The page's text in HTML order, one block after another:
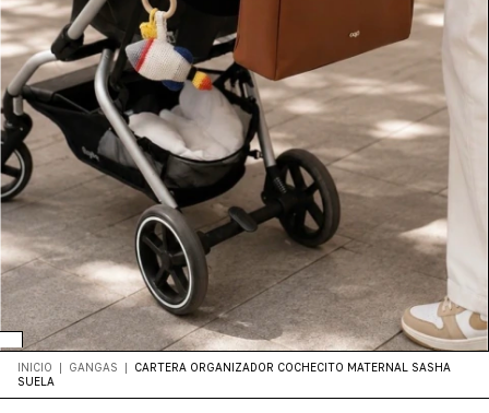
INICIO | GANGAS |
CARTERA ORGANIZADOR COCHECITO MATERNAL SASHA
SUELA